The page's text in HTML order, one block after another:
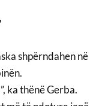
shpërndahen në
ka thënë Gerba.